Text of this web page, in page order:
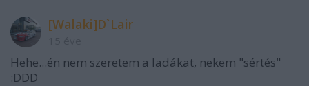
[Walaki]D`Lair
Hehe...én nem szeretem a ladákat, nekem "sértés"
:DDD